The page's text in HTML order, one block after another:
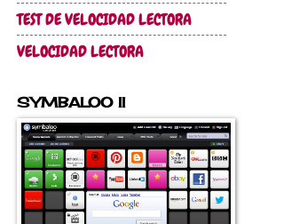
TEST DE VELOCIDAD LECTORA
VELOCIDAD LECTORA
SYMBALOO II